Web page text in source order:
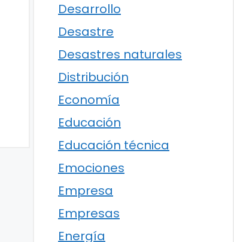
Desarrollo
Desastre
Desastres naturales
Distribución
Economía
Educación
Educación técnica
Emociones
Empresa
Empresas
Energía